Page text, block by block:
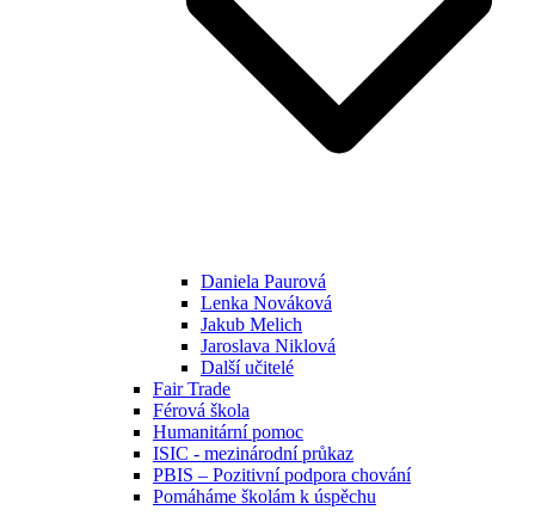
Daniela Paurová
Lenka Nováková
Jakub Melich
Jaroslava Niklová
Další učitelé
Fair Trade
Férová škola
Humanitární pomoc
ISIC - mezinárodní průkaz
PBIS – Pozitivní podpora chování
Pomáháme školám k úspěchu